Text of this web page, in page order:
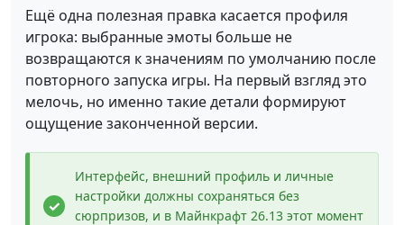
Ещё одна полезная правка касается профиля
игрока: выбранные эмоты больше не
возвращаются к значениям по умолчанию после
повторного запуска игры. На первый взгляд это
мелочь, но именно такие детали формируют
ощущение законченной версии.
Интерфейс, внешний профиль и личные
настройки должны сохраняться без
сюрпризов, и в Майнкрафт 26.13 этот момент